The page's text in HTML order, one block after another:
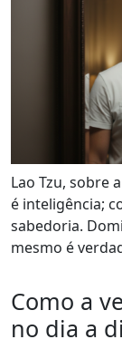
Lao Tzu, sobre
é inteligência;
sabedoria.
mesmo é
Como a
no dia a